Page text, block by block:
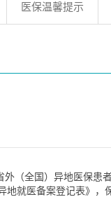
医保温馨提示
外（全国）异地医保患
地就医备案登记表》，